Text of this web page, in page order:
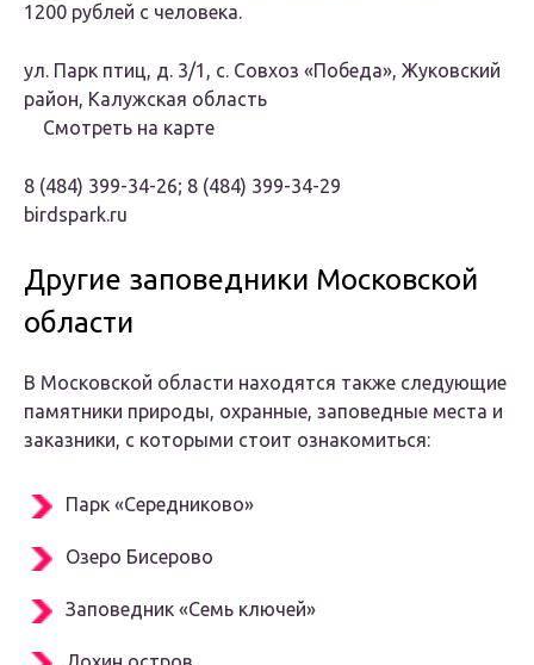
1200 рублей с человека.
ул. Парк птиц, д. 3/1, c. Совхоз «Победа», Жуковский
район, Калужская область
Смотреть на карте
8 (484) 399-34-26; 8 (484) 399-34-29
birdspark.ru
Другие заповедники Московской
области
В Московской области находятся также следующие
памятники природы, охранные, заповедные места и
заказники, с которыми стоит ознакомиться:
Парк «Середниково»
Озеро Бисерово
Заповедник «Семь ключей»